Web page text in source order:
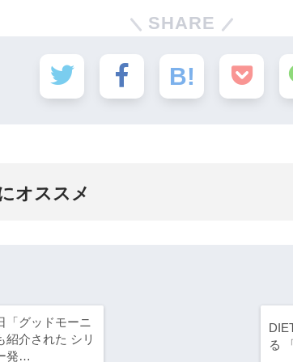
SHARE
オススメ
「グッドモーニ
紹介された シリ
発…
る